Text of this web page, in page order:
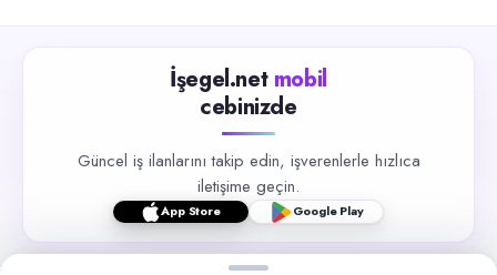
İşegel.net mobil
cebinizde
Güncel iş ilanlarını takip edin, işverenlerle hızlıca
iletişime geçin.
App Store Google Play